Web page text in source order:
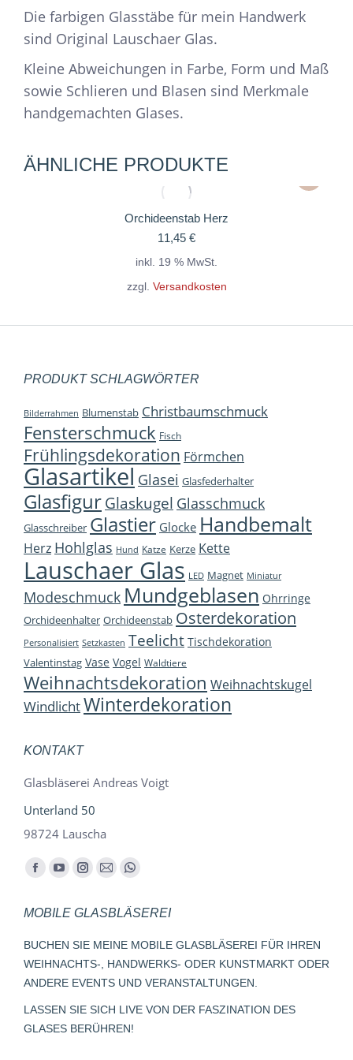
Die farbigen Glasstäbe für mein Handwerk
sind Original Lauschaer Glas.
Kleine Abweichungen in Farbe, Form und Maß
sowie Schlieren und Blasen sind Merkmale
handgemachten Glases.
ÄHNLICHE PRODUKTE
Orchideenstab Herz
11,45 €
inkl. 19 % MwSt.
zzgl. Versandkosten
PRODUKT SCHLAGWÖRTER
Bilderrahmen Blumenstab Christbaumschmuck
Fensterschmuck Fisch
Frühlingsdekoration Förmchen
Glasartikel Glasei Glasfederhalter
Glasfigur Glaskugel Glasschmuck
Glasschreiber Glastier Glocke Handbemalt
Herz Hohlglas Hund Katze Kerze Kette
Lauschaer Glas LED Magnet Miniatur
Modeschmuck Mundgeblasen Ohrringe
Orchideenhalter Orchideenstab Osterdekoration
Personalisiert Setzkasten Teelicht Tischdekoration
Valentinstag Vase Vogel Waldtiere
Weihnachtsdekoration Weihnachtskugel
WindlichtWinterdekoration
KONTAKT
Glasbläserei Andreas Voigt
Unterland 50
98724 Lauscha
Finden Sie uns auf:
Facebook
opens
in
new
window
YouTube
opens
in
new
window
Instagram
opens
in
new
window
E-
page
opens
in
new
Whatsapp
opens
in
new
window
MOBILE GLASBLÄSEREI
BUCHEN SIE MEINE MOBILE GLASBLÄSEREI FÜR IHREN
WEIHNACHTS-, HANDWERKS- ODER KUNSTMARKT ODER
ANDERE EVENTS UND VERANSTALTUNGEN.
LASSEN SIE SICH LIVE VON DER FASZINATION DES
GLASES BERÜHREN!